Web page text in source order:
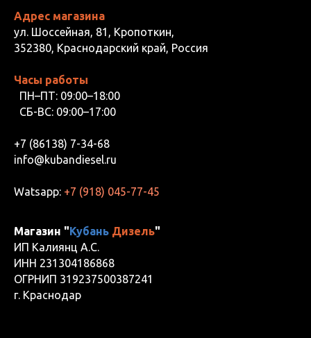
Адрес магазина
ул. Шоссейная, 81, Кропоткин,
352380, Краснодарский край, Россия
Часы работы
ПН–ПТ: 09:00–18:00
СБ-ВС: 09:00–17:00
+7 (86138) 7-34-68
info@kubandiesel.ru
Watsapp: +7 (918) 045-77-45
Магазин "Кубань Дизель"
ИП Калиянц А.С.
ИНН 231304186868
ОГРНИП 319237500387241
г. Краснодар